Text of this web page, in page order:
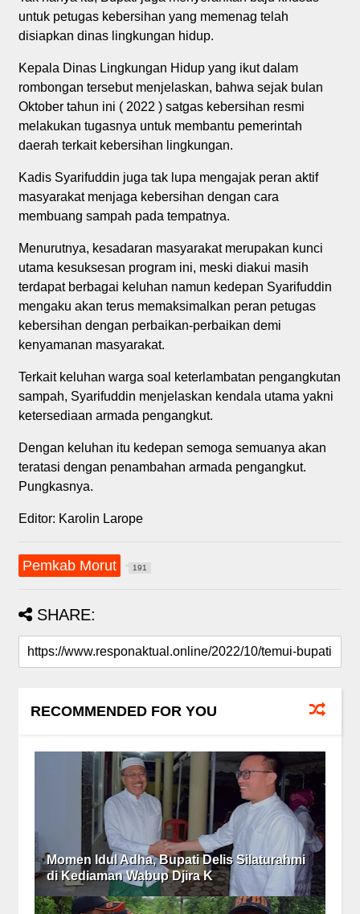
untuk petugas kebersihan yang memenag telah
disiapkan dinas lingkungan hidup.
Kepala Dinas Lingkungan Hidup yang ikut dalam
rombongan tersebut menjelaskan, bahwa sejak bulan
Oktober tahun ini ( 2022 ) satgas kebersihan resmi
melakukan tugasnya untuk membantu pemerintah
daerah terkait kebersihan lingkungan.
Kadis Syarifuddin juga tak lupa mengajak peran aktif
masyarakat menjaga kebersihan dengan cara
membuang sampah pada tempatnya.
Menurutnya, kesadaran masyarakat merupakan kunci
utama kesuksesan program ini, meski diakui masih
terdapat berbagai keluhan namun kedepan Syarifuddin
mengaku akan terus memaksimalkan peran petugas
kebersihan dengan perbaikan-perbaikan demi
kenyamanan masyarakat.
Terkait keluhan warga soal keterlambatan pengangkutan
sampah, Syarifuddin menjelaskan kendala utama yakni
ketersediaan armada pengangkut.
Dengan keluhan itu kedepan semoga semuanya akan
teratasi dengan penambahan armada pengangkut.
Pungkasnya.
Editor: Karolin Larope
Pemkab Morut 191
SHARE:
RECOMMENDED FOR YOU
Momen Idul Adha, Bupati Delis Silaturahmi
di Kediaman Wabup Djira K